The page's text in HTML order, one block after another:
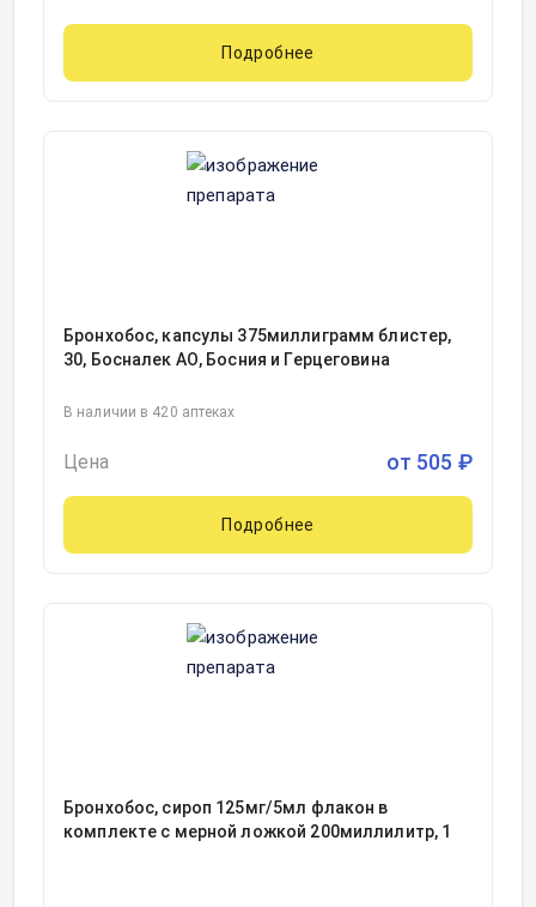
Подробнее
Бронхобос, капсулы 375миллиграмм блистер,
30, Босналек АО, Босния и Герцеговина
В наличии в 420 аптеках
Цена от 505 ₽
Подробнее
Бронхобос, сироп 125мг/5мл флакон в
комплекте с мерной ложкой 200миллилитр, 1